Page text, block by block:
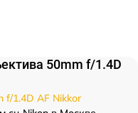
50mm f/1.4D
f/1.4D AF Nikkor